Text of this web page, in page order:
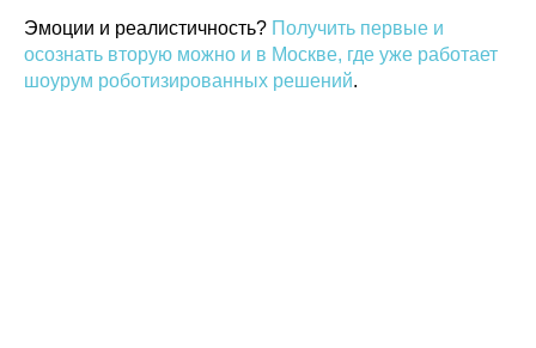
Эмоции и реалистичность? Получить первые и
осознать вторую можно и в Москве, где уже работает
шоурум роботизированных решений.